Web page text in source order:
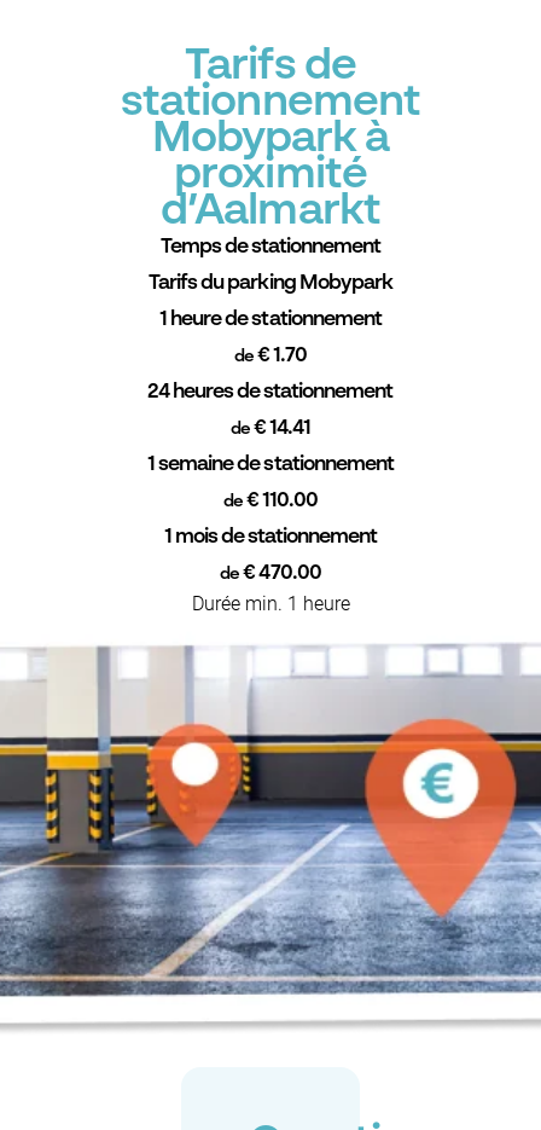
Tarifs de
stationnement
Mobypark à
proximité
d’Aalmarkt
Temps de stationnement
Tarifs du parking Mobypark
1 heure de stationnement
de€ 1.70
24 heures de stationnement
de€ 14.41
1 semaine de stationnement
de€ 110.00
1 mois de stationnement
de € 470.00
Durée min. 1 heure